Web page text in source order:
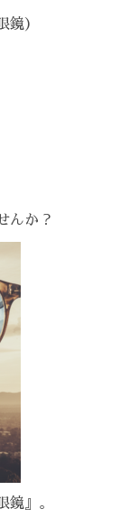
鏡）
んか？
鏡』。